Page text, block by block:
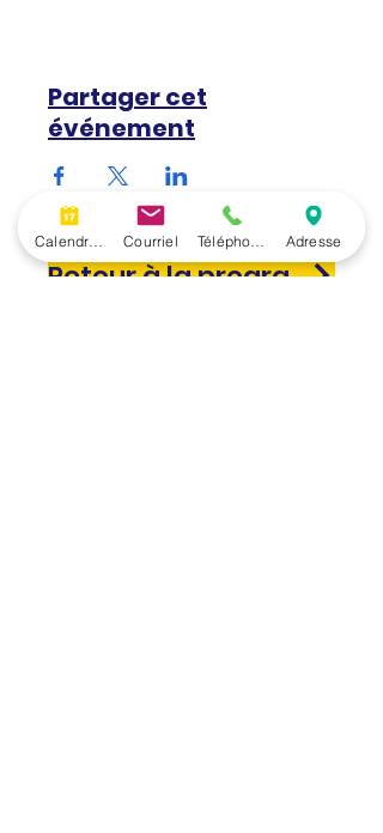
Partager cet
événement
Retour à la programmation
Courriel Adresse